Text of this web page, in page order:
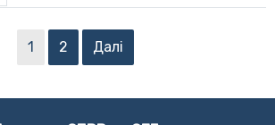
1 2 Далі